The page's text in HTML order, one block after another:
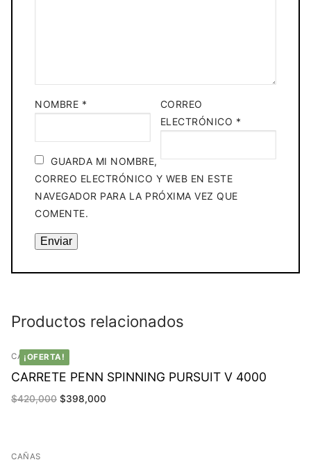
NOMBRE *
CORREO
ELECTRÓNICO *
GUARDA MI NOMBRE,
CORREO ELECTRÓNICO Y WEB EN ESTE
NAVEGADOR PARA LA PRÓXIMA VEZ QUE
COMENTE.
Productos relacionados
¡OFERTA!
CARRETES
CARRETE PENN SPINNING PURSUIT V 4000
$420,000 El
precio
$398,000
CAÑAS